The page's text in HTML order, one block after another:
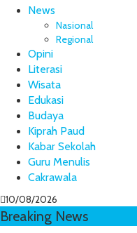
News
Nasional
Regional
Opini
Literasi
Wisata
Edukasi
Budaya
Kiprah Paud
Kabar Sekolah
Guru Menulis
Cakrawala
10/08/2026
Breaking News